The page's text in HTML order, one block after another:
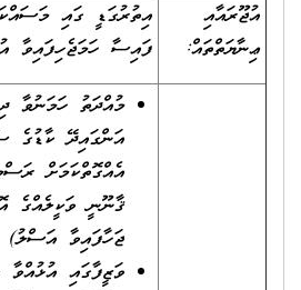
އުޖޫރައާއި
ޢިނާޔަތްތައް:
އިތުރުގަޑީ ގައި
ފައިސާ ހަމަޖެހިފައިވާ
މުއްދަތު ހަމަނުވާ
އަންގައިދޭ ކާޑުގެ
އެއްގޮތްކަމަށް
ޤާނޫނީ ވަކީލެއްގެ
ޖަހާފައިވާ އަސްލު)
ވަޒީފާގައި އުޅުއްވާ